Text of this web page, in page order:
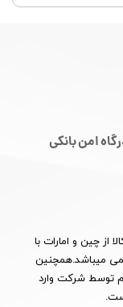
امن بانکی
از چین و امارات با
میباشد.همچنین
توسط شرکت وارد